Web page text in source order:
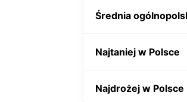
Średnia
Najtaniej w Polsce
Najdrożej w Polsce